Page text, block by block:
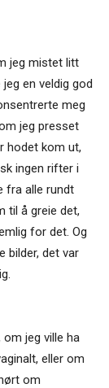
jeg mistet litt
en veldig god
meg
jeg presset
hodet kom ut,
ingen rifter i
fra alle rundt
til å greie det,
for det. Og
bilder, det var
jeg ville ha
eller om
om